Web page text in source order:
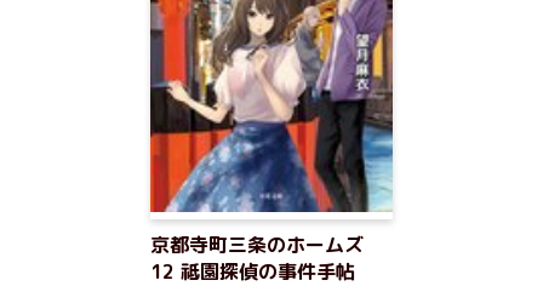
京都寺町三条のホームズ
12 祗園探偵の事件手帖